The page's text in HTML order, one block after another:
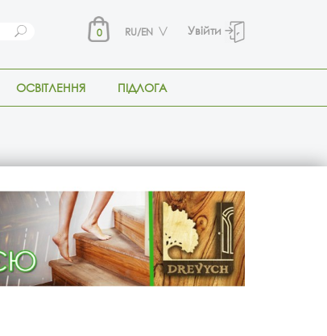
0 RU/EN Увійти
ОСВІТЛЕННЯ ПІДЛОГА